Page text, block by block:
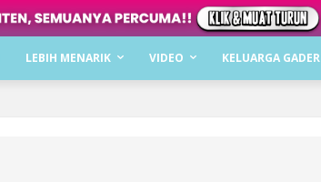
LEBIH MENARIK VIDEO KELUARGA GADER